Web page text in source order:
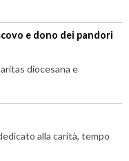
e dono dei pandori
diocesana e
alla carità, tempo